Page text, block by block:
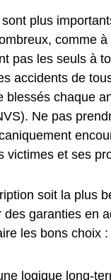
plus
comme
pas les seuls à
accidents de
blessés chaque
Ne pas
victimes et ses
soit la plus
des garanties en
les bons choix :
logique long-